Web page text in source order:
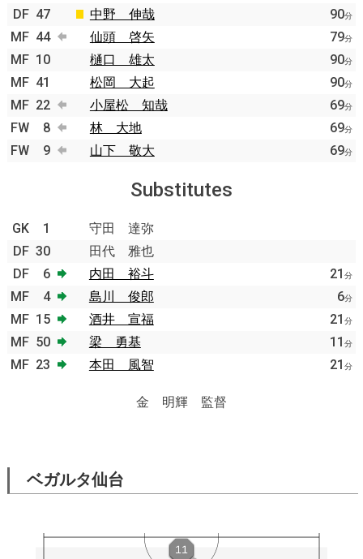
DF 47 中野 伸哉 90分
MF 44 仙頭 啓矢 79分
MF 10 樋口 雄太 90分
MF 41 松岡 大起 90分
MF 22 小屋松 知哉 69分
FW 8 林 大地 69分
FW 9 山下 敬大 69分
Substitutes
GK 1
守田 達弥
DF 30
田代 雅也
DF
6 内田 裕斗 21 分
MF 4 島川 俊郎 6分
MF 15 酒井 宣福 21 分
MF 50 梁 勇基 11 分
MF 23 本田 風智 21 分
金 明輝 監督
ベガルタ仙台